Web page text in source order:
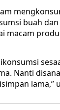
buah
macam
Nanti
lama,”